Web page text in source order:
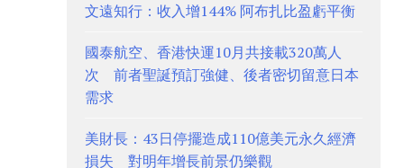
文遠知行：收入增144% 阿布扎比盈虧平衡
國泰航空、香港快運10月共接載320萬人
次 前者聖誕預訂強健、後者密切留意日本
需求
美財長：43日停擺造成110億美元永久經濟
損失 對明年增長前景仍樂觀